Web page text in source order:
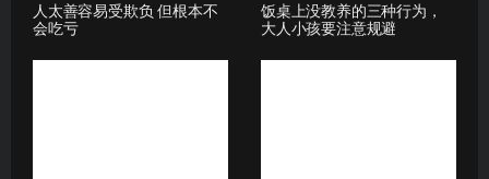
人太善容易受欺负 但根本不
会吃亏
饭桌上没教养的三种行为，
大人小孩要注意规避